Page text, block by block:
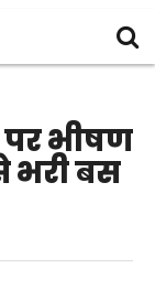
पर भीषण
भरी बस